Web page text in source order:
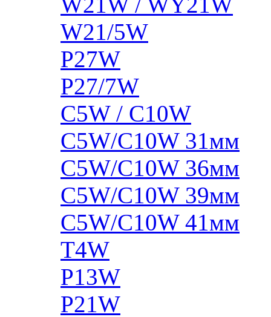
W21/5W
P27W
P27/7W
C5W / C10W
C5W/C10W 31мм
C5W/C10W 36мм
C5W/C10W 39мм
C5W/C10W 41мм
T4W
P13W
P21W